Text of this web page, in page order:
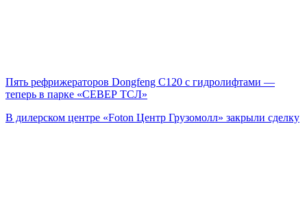
Пять рефрижераторов Dongfeng C120 с гидролифтами —
теперь в парке «СЕВЕР ТСЛ»
В дилерском центре «Foton Центр Грузомолл» закрыли сделку